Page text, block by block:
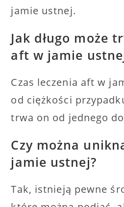
jamie ustnej.
Jak długo może
aft w jamie
Czas leczenia aft w
od ciężkości
trwa on od jednego
Czy można
jamie ustnej?
Tak, istnieją pewne